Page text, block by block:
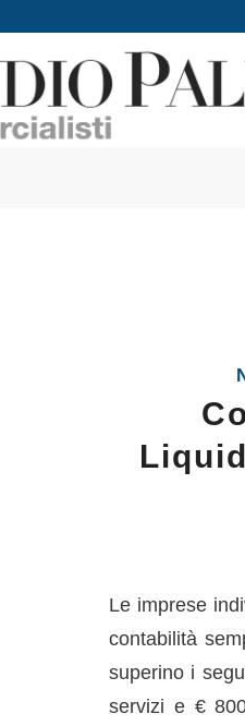
Le imprese
contabilità
superino i
servizi e €